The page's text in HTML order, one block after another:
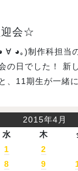
会☆
∀ ◕｡)制作科担当
の日でした！ 新
、11期生が一緒
2015年4月
水 木
1 2
8 9